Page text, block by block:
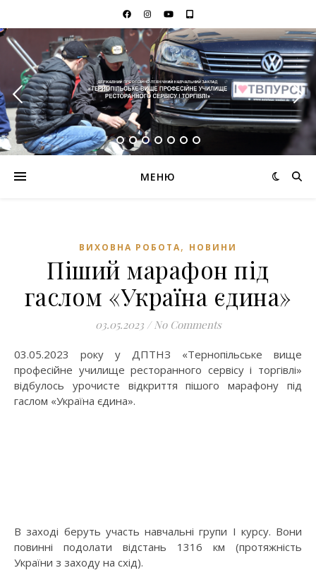
МЕНЮ
ВИХОВНА РОБОТА, НОВИНИ
Піший марафон під
гаслом «Україна єдина»
03.05.2023 / No Comments
03.05.2023 року у ДПТНЗ «Тернопільське вище
професійне училище ресторанного сервісу і торгівлі»
відбулось урочисте відкриття пішого марафону під
гаслом «Україна єдина».
В заході беруть участь навчальні групи І курсу. Вони
повинні подолати відстань 1316 км (протяжність
України з заходу на схід).